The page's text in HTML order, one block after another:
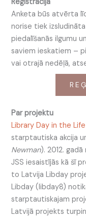
Reģistrācija
Anketa būs atvērta
norise tiek
piedalīšanās ilgumu
saviem ieskatiem –
vai otrajā nedēļā,
Par projektu
Library Day in the Life
starptautiska akcija
Newman). 2012.
JSS iesaistījās kā šī
to Latvija Libday
Libday (libday8)
starptautiskajam
Latvijā projekts